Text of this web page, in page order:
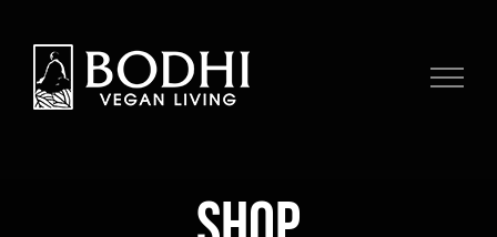
Inhalt
springen